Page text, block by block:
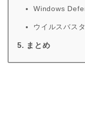
Windows
ウイルスバス
5. まとめ